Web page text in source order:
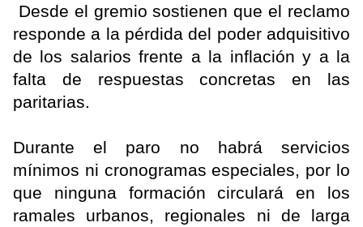
Desde el gremio sostienen que el reclamo
responde a la pérdida del poder adquisitivo
de los salarios frente a la inflación y a la
falta de respuestas concretas en las
paritarias.
Durante el paro no habrá servicios
mínimos ni cronogramas especiales, por lo
que ninguna formación circulará en los
ramales urbanos, regionales ni de larga